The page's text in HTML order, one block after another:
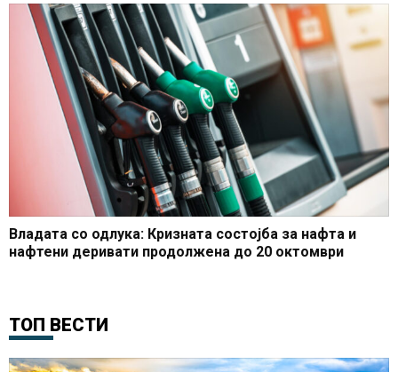
Владата со одлука: Кризната состојба за нафта и
нафтени деривати продолжена до 20 октомври
ТОП ВЕСТИ